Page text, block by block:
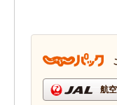
航